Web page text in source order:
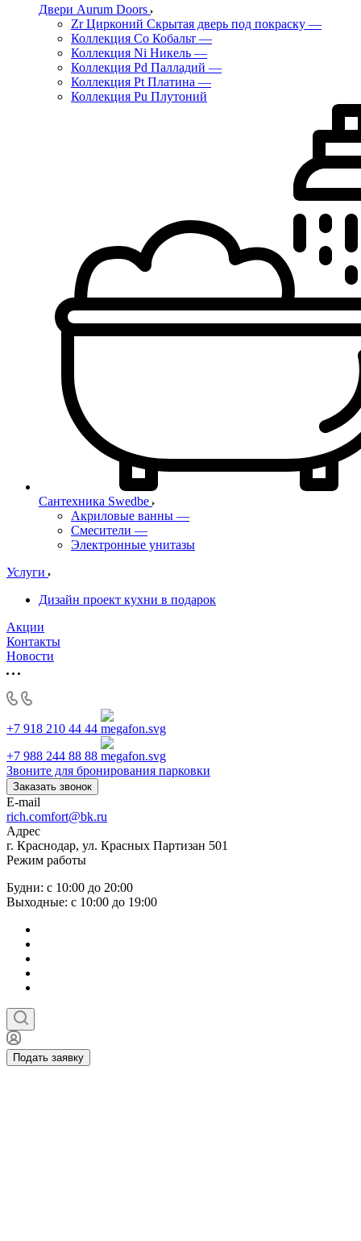
Двери Aurum Doors
Zr Цирконий Скрытая дверь под покраску —
Коллекция Co Кобальт —
Коллекция Ni Никель —
Коллекция Pd Палладий —
Коллекция Pt Платина —
Коллекция Pu Плутоний
Сантехника Swedbe
Акриловые ванны —
Смесители —
Электронные унитазы
Услуги
Дизайн проект кухни в подарок
Акции
Контакты
Новости
+7 918 210 44 44
+7 988 244 88 88
Звоните для бронирования парковки
Заказать звонок
E-mail
rich.comfort@bk.ru
Адрес
г. Краснодар, ул. Красных Партизан 501
Режим работы
Будни: с 10:00 до 20:00
Выходные: с 10:00 до 19:00
Подать заявку